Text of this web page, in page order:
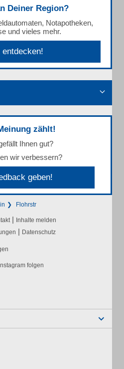
Deiner Region?
Notapotheken,
und vieles mehr.
zählt!
Ihnen gut?
wir verbessern?
geben!
Flohrstr
| Inhalte melden
| Datenschutz
folgen